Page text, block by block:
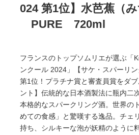
024 第1位】水芭蕉（み
PURE 720ml
フランスのトップソムリエが選ぶ「
ンクール 2024」【サケ・スパーリ
第1位！プラチナ賞と審査員賞をダ
ント】伝統的な日本酒製法に瓶内二
本格的なスパークリング酒。世界の
めての食感」と驚嘆する逸品。チェ
持ち、シルキーな泡が妖精のように